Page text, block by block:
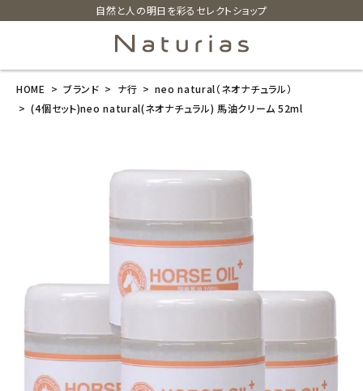
自然と人の明日を彩るセレクトショップ
search
o natural(ネ
オナチュラル)
7,920 (税込)
HOME ブランド ナ行
neo natural（ネオナチュラル）
(4個セット)neo natural(ネオナチュラル) 馬油クリーム 52ml